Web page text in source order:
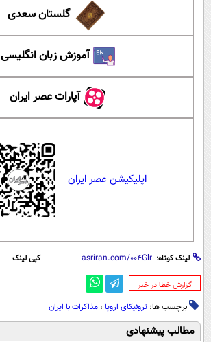
گلستان سعدی
آموزش زبان انگلیسی
آپارات عصر ایران
اپلیکیشن عصر ایران
لینک کوتاه: کپی لینک
‌گزارش خطا در خبر
برچسب ها: تروئیکای اروپا ، مذاکرات با ایران
مطالب پیشنهادی